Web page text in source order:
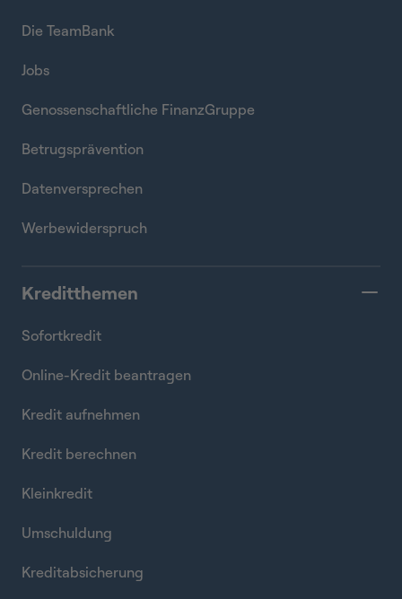
Die TeamBank
Jobs
Genossenschaftliche FinanzGruppe
Betrugsprävention
Datenversprechen
Werbewiderspruch
Kreditthemen
Sofortkredit
Online-Kredit beantragen
Kredit aufnehmen
Kredit berechnen
Kleinkredit
Umschuldung
Kreditabsicherung